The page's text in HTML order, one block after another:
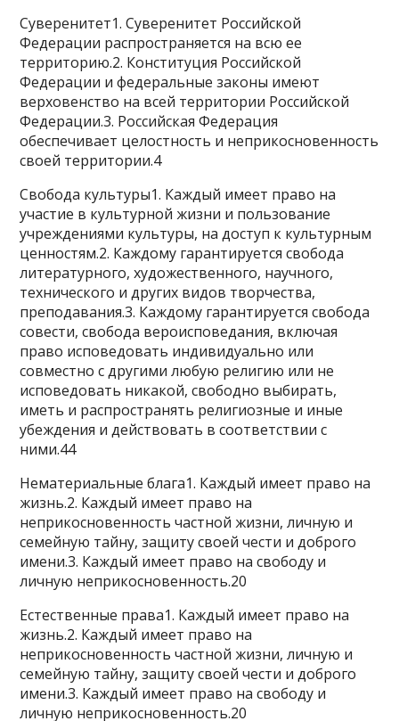
Суверенитет1. Суверенитет Российской
Федерации распространяется на всю ее
территорию.2. Конституция Российской
Федерации и федеральные законы имеют
верховенство на всей территории Российской
Федерации.3. Российская Федерация
обеспечивает целостность и неприкосновенность
своей территории.4
Свобода культуры1. Каждый имеет право на
участие в культурной жизни и пользование
учреждениями культуры, на доступ к культурным
ценностям.2. Каждому гарантируется свобода
литературного, художественного, научного,
технического и других видов творчества,
преподавания.3. Каждому гарантируется свобода
совести, свобода вероисповедания, включая
право исповедовать индивидуально или
совместно с другими любую религию или не
исповедовать никакой, свободно выбирать,
иметь и распространять религиозные и иные
убеждения и действовать в соответствии с
ними.44
Нематериальные блага1. Каждый имеет право на
жизнь.2. Каждый имеет право на
неприкосновенность частной жизни, личную и
семейную тайну, защиту своей чести и доброго
имени.3. Каждый имеет право на свободу и
личную неприкосновенность.20
Естественные права1. Каждый имеет право на
жизнь.2. Каждый имеет право на
неприкосновенность частной жизни, личную и
семейную тайну, защиту своей чести и доброго
имени.3. Каждый имеет право на свободу и
личную неприкосновенность.20